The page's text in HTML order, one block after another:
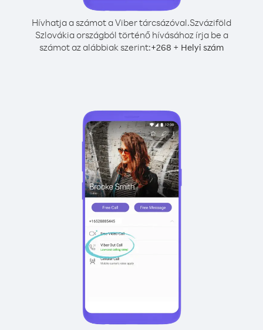
Hívhatja a számot a Viber tárcsázóval.Szváziföld
Szlovákia országból történő hívásához írja be a
számot az alábbiak szerint:+268 + Helyi szám